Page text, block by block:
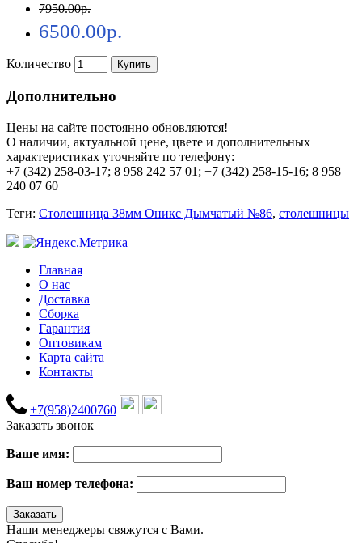
7950.00р.
6500.00р.
Количество Купить
Дополнительно
Цены на сайте постоянно обновляются!
О наличии, актуальной цене, цвете и дополнительных
характеристиках уточняйте по телефону:
+7 (342) 258-03-17; 8 958 242 57 01; +7 (342) 258-15-16; 8 958
240 07 60
Теги: Столешница 38мм Оникс Дымчатый №86, столешницы
Главная
О нас
Доставка
Сборка
Гарантия
Оптовикам
Карта сайта
Контакты
+7(958)2400760
Заказать звонок
Ваше имя:
Ваш номер телефона:
Наши менеджеры свяжутся с Вами.